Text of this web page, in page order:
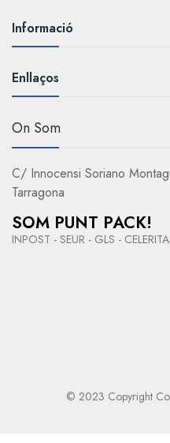
Informació
Enllaços
On Som
C/ Innocensi Soriano
Tarragona
SOM PUNT PACK!
INPOST - SEUR - GLS -
© 2023 Copyright